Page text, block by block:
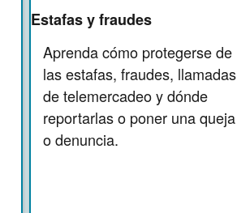
Estafas y fraudes
Aprenda cómo protegerse de
las estafas, fraudes, llamadas
de telemercadeo y dónde
reportarlas o poner una queja
o denuncia.